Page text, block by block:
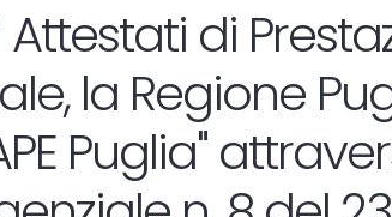
di
la Regione
Puglia"